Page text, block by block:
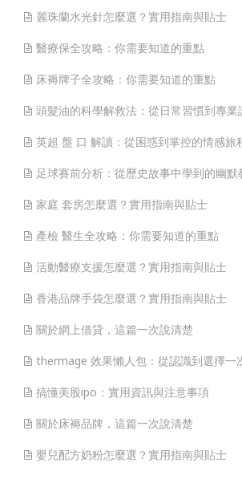
麗珠蘭水光針怎麼選？實用指南與貼士
醫療保全攻略：你需要知道的重點
床褥牌子全攻略：你需要知道的重點
頭髮油的科學解救法：從日常習慣到專
英超 盤 口 解讀：從困惑到掌控的情感旅
足球賽前分析：從歷史故事中學到的幽默
家庭 套房怎麼選？實用指南與貼士
產檢 醫生全攻略：你需要知道的重點
活動醫療支援怎麼選？實用指南與貼士
香港品牌手袋怎麼選？實用指南與貼士
關於網上借貸，這篇一次說清楚
thermage 效果懶人包：從認識到選擇一
搞懂美股ipo：實用資訊與注意事項
關於床褥品牌，這篇一次說清楚
嬰兒配方奶粉怎麼選？實用指南與貼士